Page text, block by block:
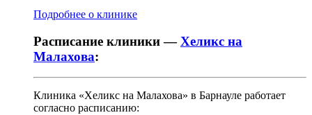
Подробнее о клинике
Расписание клиники —Хеликс на
Малахова:
Клиника «Хеликс на Малахова» в Барнауле работает
согласно расписанию: